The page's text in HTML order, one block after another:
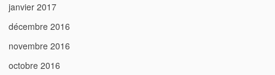
janvier 2017
décembre 2016
novembre 2016
octobre 2016